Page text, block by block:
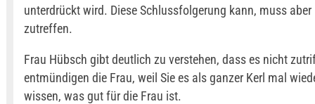
unterdrückt wird. Diese Schlussfolgerung kann, muss
zutreffen.
Frau Hübsch gibt deutlich zu verstehen, dass es nicht
entmündigen die Frau, weil Sie es als ganzer Kerl mal
wissen, was gut für die Frau ist.